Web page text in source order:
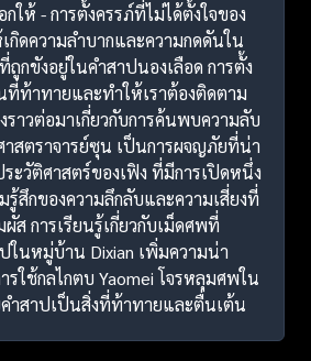
ให้ - การตั้งครรภ์ที่ไม่ได้ตั้งใจของ
กิดความลำบากและความกดดันใน
ถูกขังอยู่ในคำสาปนองเลือด การตั้ง
ที่ท้าทายและทำให้เราต้องติดตาม
ราวต่อมาเกี่ยวกับการค้นพบความลับ
สตราจารย์ซุน เป็นการผจญภัยที่น่า
ะวัติศาสตร์ของเฟิง ที่มีการเปิดหนึ่ง
รู้สึกของความลึกลับและความเสี่ยงที่
ส การเรียนรู้เกี่ยวกับเม็ดศพที่
ในหมู่บ้าน Dixian เพิ่มความน่า
รใช้กลไกตบ Yaomei โจรหลุมศพใน
ำสาปเป็นสิ่งที่ท้าทายและตื่นเต้น